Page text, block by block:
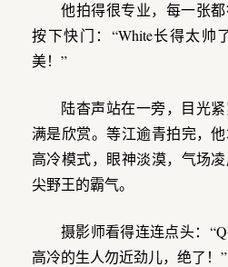
他拍得很专业，每一张
按下快门：“White长得太帅
美！”
陆杳声站在一旁，目光
满是欣赏。等江逾青拍完，
高冷模式，眼神淡漠，气场
尖野王的霸气。
摄影师看得连连点头：
高冷的生人勿近劲儿，绝了！”